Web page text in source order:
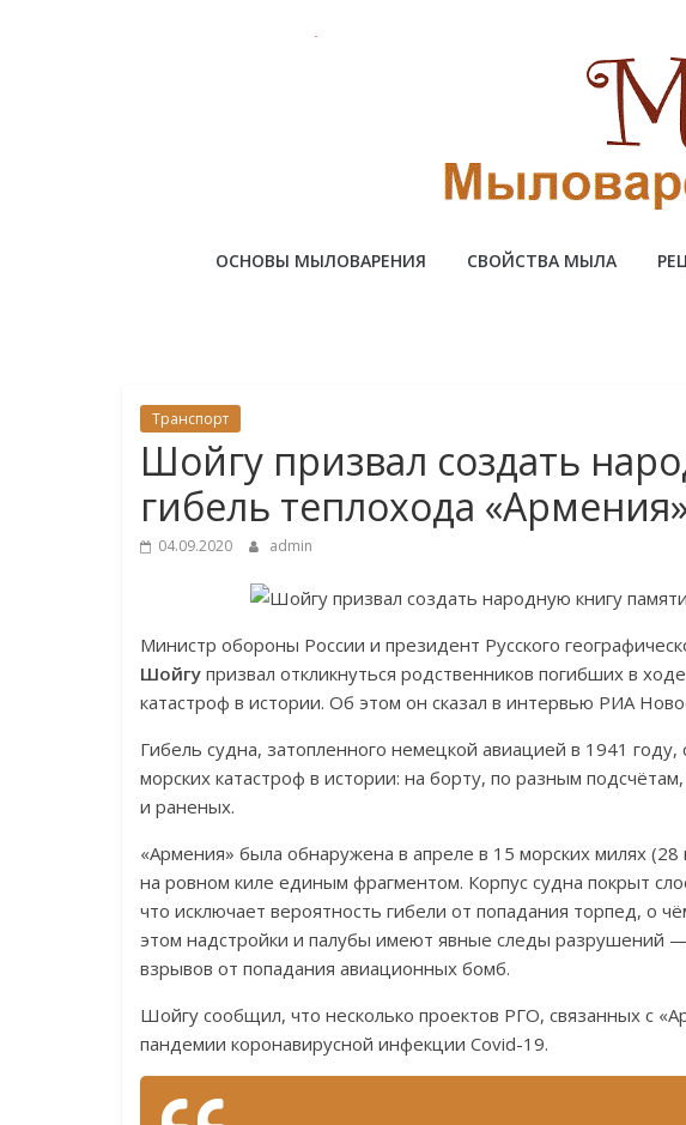
Милотто
ОСНОВЫ МЫЛОВАРЕНИЯ СВОЙСТВА МЫЛА
Транспорт
Шойгу призвал создать
гибель теплохода
04.09.2020 admin
Министр обороны России и президент Русского
Шойгу призвал откликнуться родственников погибших в
катастроф в истории. Об этом он сказал в интервью РИА
Гибель судна, затопленного немецкой авиацией в 1941
морских катастроф в истории: на борту, по разным
и раненых.
«Армения» была обнаружена в апреле в 15 морских милях (28
на ровном киле единым фрагментом. Корпус судна покрыт
что исключает вероятность гибели от попадания торпед, о
этом надстройки и палубы имеют явные следы разрушений
взрывов от попадания авиационных бомб.
Шойгу сообщил, что несколько проектов РГО, связанных с
пандемии коронавирусной инфекции Covid-19.